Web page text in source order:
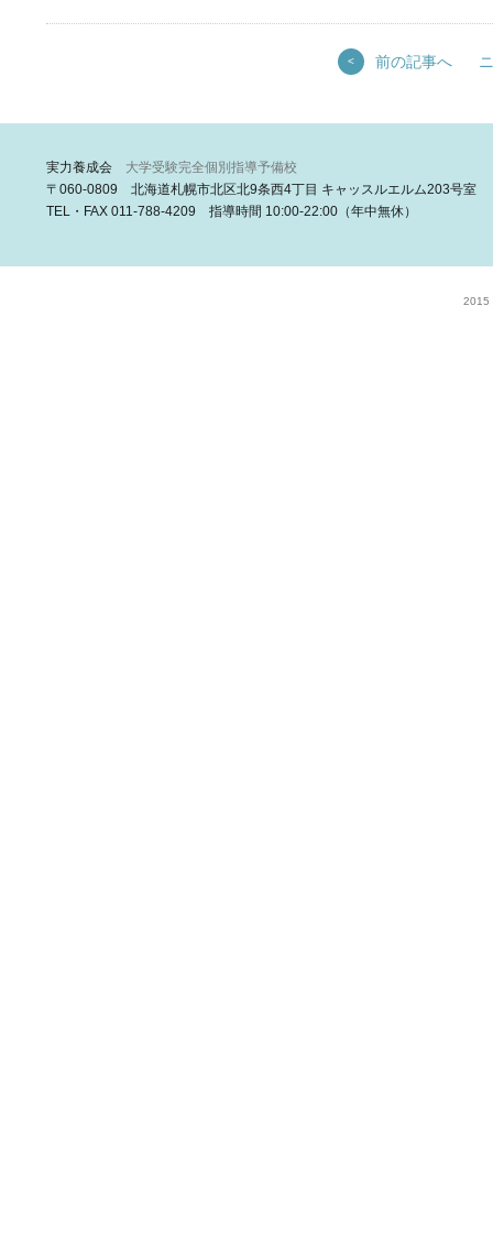
< 前の記事へ
実力養成会 大学受験完全個別指導予備校
〒060-0809 北海道札幌市北区北9条西4丁目 キャッスルエルム203号室
TEL・FAX 011-788-4209 指導時間 10:00-22:00（年中無休）
2015